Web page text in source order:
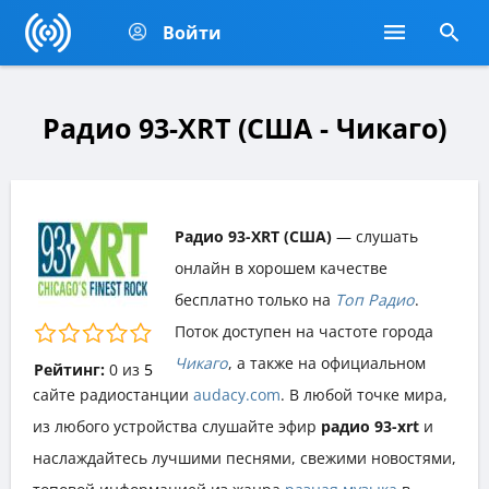
Войти
Радио 93-XRT (США - Чикаго)
Рейтинг: 0из 5
Радио 93-XRT (США) — слушать
онлайн в хорошем качестве
бесплатно только на Топ Радио.
Поток доступен на частоте города
Чикаго, а также на официальном
сайте радиостанции audacy.com. В любой точке мира,
из любого устройства слушайте эфир радио 93-xrt и
наслаждайтесь лучшими песнями, свежими новостями,